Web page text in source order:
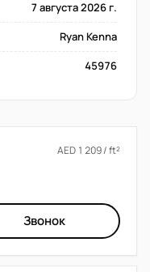
7 августа 2026 г.
Ryan Kenna
45976
AED 1 209 / ft²
Звонок